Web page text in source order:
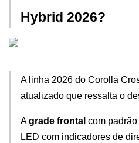
Hybrid 2026?
A linha 2026 do Corolla
atualizado que ressalta o
A grade frontal com
LED com indicadores de